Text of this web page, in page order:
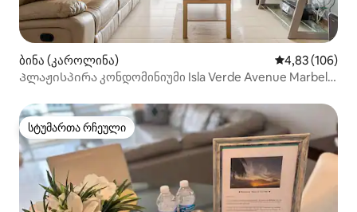
ბინა (კაროლინა) საშუალო
4,83 (106)
Პლაჟისპირა კონდომინიუმი Isla Verde Avenue Marbella
სტუმართა რჩეული
სტუმართა რჩეული